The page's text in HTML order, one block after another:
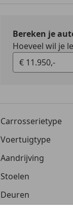
Bereken je
Hoeveel wil je
Carrosserietype
Voertuigtype
Aandrijving
Stoelen
Deuren